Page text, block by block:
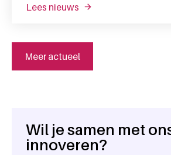
lees nieuws over lsbr-beurs
Meer actueel
Algemene informatie
Wil je samen met
innoveren?